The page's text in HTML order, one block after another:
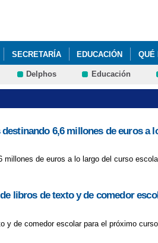
SECRETARÍA EDUCACIÓN QUÉ
Delphos Educación
6,6 millones de euros a
de euros a lo largo del curso
libros de texto y de comedor
de comedor escolar para el próximo